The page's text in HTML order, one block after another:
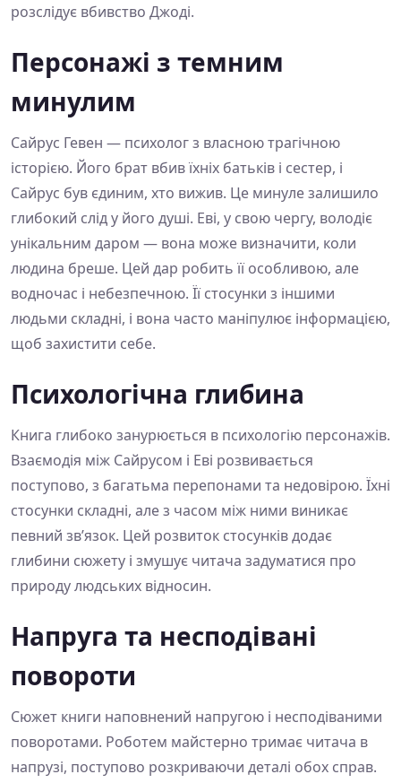
розслідує вбивство Джоді.
Персонажі з темним
минулим
Сайрус Гевен — психолог з власною трагічною
історією. Його брат вбив їхніх батьків і сестер, і
Сайрус був єдиним, хто вижив. Це минуле залишило
глибокий слід у його душі. Еві, у свою чергу, володіє
унікальним даром — вона може визначити, коли
людина бреше. Цей дар робить її особливою, але
водночас і небезпечною. Її стосунки з іншими
людьми складні, і вона часто маніпулює інформацією,
щоб захистити себе.
Психологічна глибина
Книга глибоко занурюється в психологію персонажів.
Взаємодія між Сайрусом і Еві розвивається
поступово, з багатьма перепонами та недовірою. Їхні
стосунки складні, але з часом між ними виникає
певний зв’язок. Цей розвиток стосунків додає
глибини сюжету і змушує читача задуматися про
природу людських відносин.
Напруга та несподівані
повороти
Сюжет книги наповнений напругою і несподіваними
поворотами. Роботем майстерно тримає читача в
напрузі, поступово розкриваючи деталі обох справ.